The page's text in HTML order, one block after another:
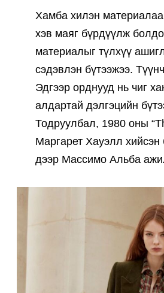
Хамба хилэн
хэв маяг бүрдүүлж
материалыг түлхүү
сэдэвлэн бүтээжээ.
Эдгээр орднууд нь чиг
алдартай дэлгэцийн
Тодруулбал, 1980 оны
Маргарет Хауэлл
дээр Массимо Альба